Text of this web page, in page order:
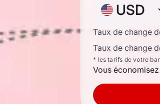
USD
Taux de change
Taux de change
* les tarifs de votre
Vous